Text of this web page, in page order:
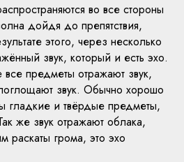
во все стороны
дойдя до препятствия,
этого, через несколько
звук, который и есть эхо.
все предметы отражают звук,
звук. Обычно хорошо
гладкие и твёрдые предметы,
же звук отражают облака,
раскаты грома, это эхо